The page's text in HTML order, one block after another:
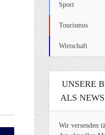
Sport
Tourismus
Wirtschaft
UNSERE
ALS
Wir versenden